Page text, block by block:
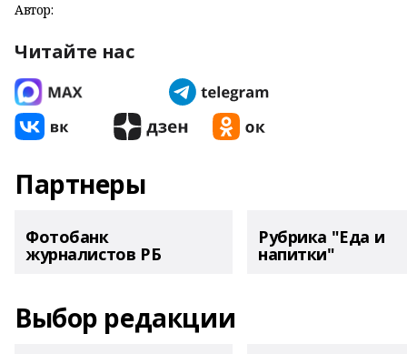
Автор:
Читайте нас
Партнеры
Фотобанк
журналистов РБ
Рубрика "Еда и
напитки"
Выбор редакции